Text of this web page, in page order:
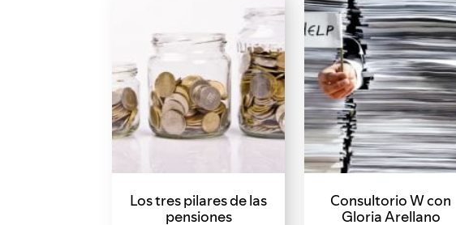
Los tres pilares de las
pensiones
Consultorio W con
Gloria Arellano